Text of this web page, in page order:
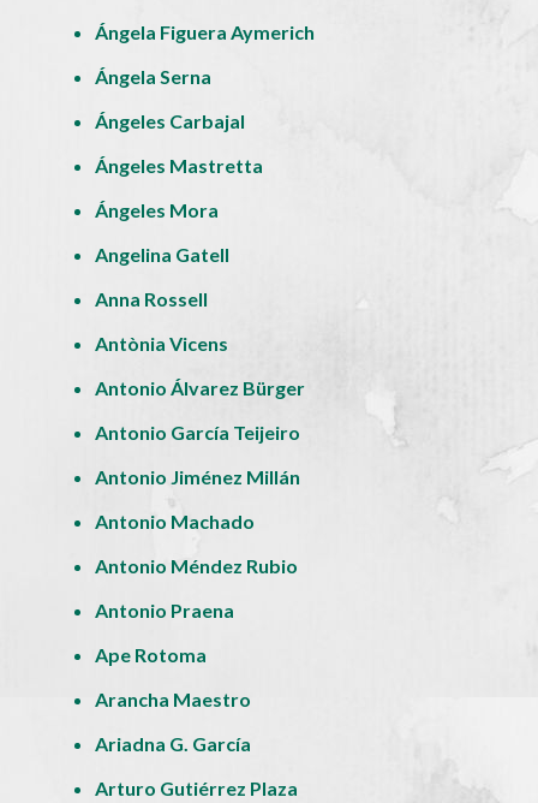
Ángela Figuera Aymerich
Ángela Serna
Ángeles Carbajal
Ángeles Mastretta
Ángeles Mora
Angelina Gatell
Anna Rossell
Antònia Vicens
Antonio Álvarez Bürger
Antonio García Teijeiro
Antonio Jiménez Millán
Antonio Machado
Antonio Méndez Rubio
Antonio Praena
Ape Rotoma
Arancha Maestro
Ariadna G. García
Arturo Gutiérrez Plaza